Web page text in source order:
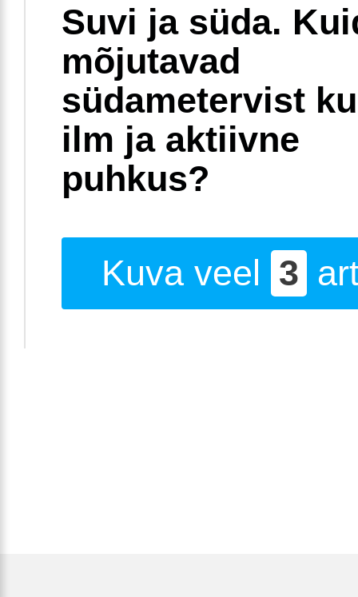
Suvi ja süda.
mõjutavad
südametervist
ilm ja aktiivne
puhkus?
Kuva veel 3